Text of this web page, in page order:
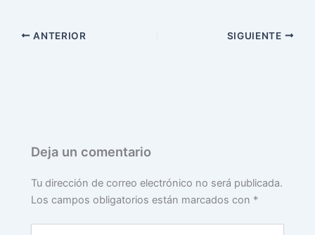
ANTERIOR SIGUIENTE
Deja un comentario
Tu dirección de correo electrónico no será publicada.
Los campos obligatorios están marcados con *